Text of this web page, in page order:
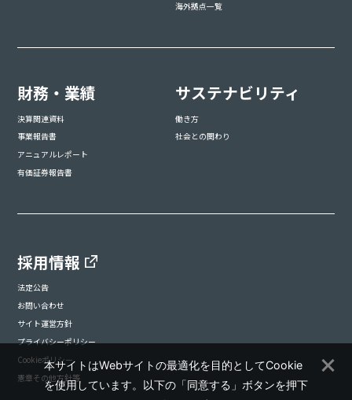
海外拠点一覧
財務・業績
決算関連資料
事業報告書
アニュアルレポート
有価証券報告書
サステナビリティ
働き方
社会との関わり
採用情報
法定公告
お問い合わせ
サイト運営方針
プライバシーポリシー
Cookieポリシー
憲章その他方針等
本サイトはWebサイトの最適化を目的としてCookie
を使用しています。以下の「同意する」ボタンを押下